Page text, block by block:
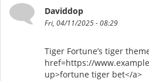
Daviddop
Fri, 04/11/2025 - 08:29
Tiger Fortune’s tiger
href=https://
up>fortune tiger bet</a>